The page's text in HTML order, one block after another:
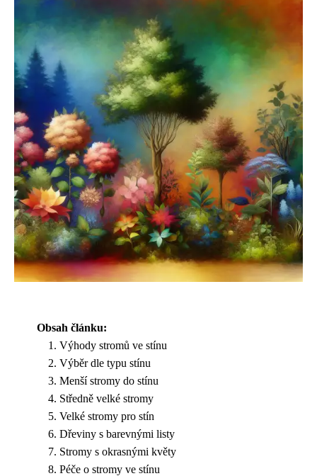
Obsah článku:
Výhody stromů ve stínu
Výběr dle typu stínu
Menší stromy do stínu
Středně velké stromy
Velké stromy pro stín
Dřeviny s barevnými listy
Stromy s okrasnými květy
Péče o stromy ve stínu